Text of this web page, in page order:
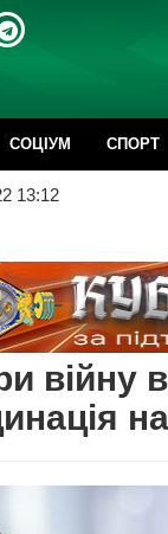
CОЦІУМ СПОРТ
13:12
війну